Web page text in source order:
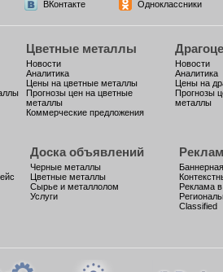
ВКонтакте Одноклассники
Цветные металлы
Новости
Аналитика
Цены на цветные металлы
Прогнозы цен на цветные
металлы
Коммерческие предложения
Новости
Аналитика
Цены на
Прогнозы
металлы
Доска объявлений
Черные металлы
Цветные металлы
Сырье и металлолом
Услуги
Реклама
Classified